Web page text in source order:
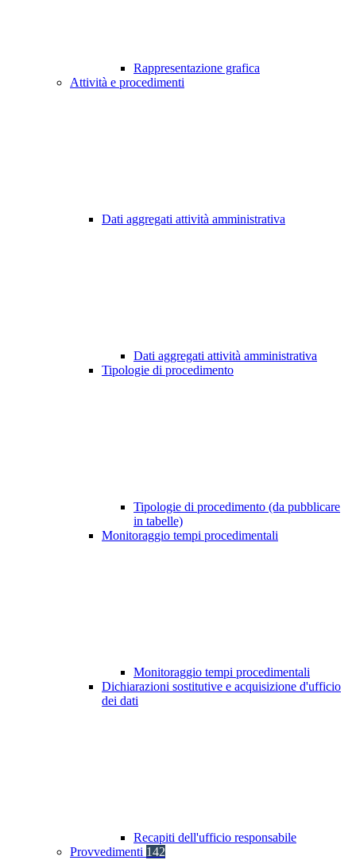
Rappresentazione grafica
Attività e procedimenti
Dati aggregati attività amministrativa
Dati aggregati attività amministrativa
Tipologie di procedimento
Tipologie di procedimento (da pubblicare
in tabelle)
Monitoraggio tempi procedimentali
Monitoraggio tempi procedimentali
Dichiarazioni sostitutive e acquisizione d'ufficio
dei dati
Recapiti dell'ufficio responsabile
Provvedimenti 142